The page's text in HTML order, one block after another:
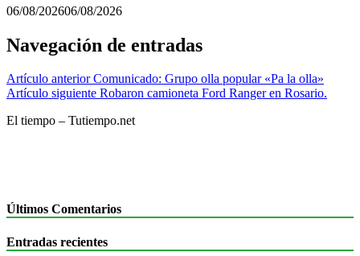
06/08/202606/08/2026
Navegación de entradas
Artículo anterior Comunicado: Grupo olla popular «Pa la olla»
Artículo siguiente Robaron camioneta Ford Ranger en Rosario.
El tiempo – Tutiempo.net
Últimos Comentarios
Entradas recientes